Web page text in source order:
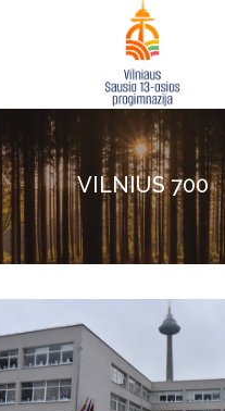
VILNIUS 700